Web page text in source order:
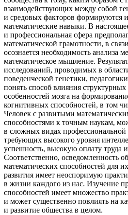
взаимодействующих между собой
и средовых факторов формируются
математические навыки. В
и профессиональная сфера
математической грамотности, в
осознается необходимость анализа
математическое мышление.
исследований, проводимых в
поведенческой генетики,
понять способ влияния
особенностей мозга на
когнитивных способностей, в том
Человек с развитыми
способностями к точным наукам,
в сложных видах профессиональной
требующих высокого уровня
успешность, высокую оплату труда
Соответственно, осведомленность
математических способностей для
развития имеет неоспоримую
в жизни каждого из нас. Изучение
способностей имеет множество
и может существенно повлиять на
и развитие общества в целом.